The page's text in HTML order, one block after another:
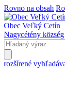
Rovno na obsah
Obec Veľký Cetín
Nagycétény község
rozšírené